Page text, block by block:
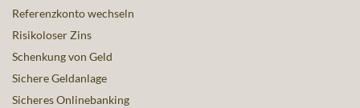
Referenzkonto wechseln
Risikoloser Zins
Schenkung von Geld
Sichere Geldanlage
Sicheres Onlinebanking